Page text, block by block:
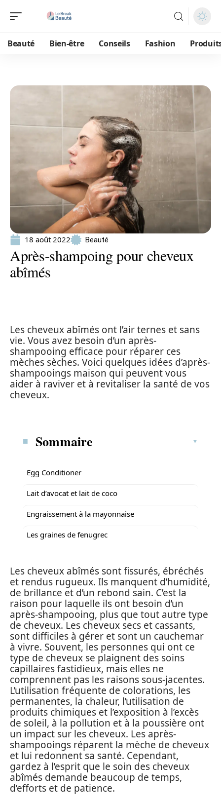
Beauté Bien-être Conseils Fashion
18 août 2022 Beauté
Après-shampoing pour cheveux
abîmés
Les cheveux abîmés ont l’air ternes et sans
vie. Vous avez besoin d’un après-
shampooing efficace pour réparer ces
mèches sèches. Voici quelques idées d’après-
shampooings maison qui peuvent vous
aider à raviver et à revitaliser la santé de vos
cheveux.
Sommaire
Egg Conditioner
Lait d’avocat et lait de coco
Engraissement à la mayonnaise
Les graines de fenugrec
Les cheveux abîmés sont fissurés, ébréchés
et rendus rugueux. Ils manquent d’humidité,
de brillance et d’un rebond sain. C’est la
raison pour laquelle ils ont besoin d’un
après-shampooing, plus que tout autre type
de cheveux. Les cheveux secs et cassants,
sont difficiles à gérer et sont un cauchemar
à vivre. Souvent, les personnes qui ont ce
type de cheveux se plaignent des soins
capillaires fastidieux, mais elles ne
comprennent pas les raisons sous-jacentes.
L’utilisation fréquente de colorations, les
permanentes, la chaleur, l’utilisation de
produits chimiques et l’exposition à l’excès
de soleil, à la pollution et à la poussière ont
un impact sur les cheveux. Les après-
shampooings réparent la mèche de cheveux
et lui redonnent sa santé. Cependant,
gardez à l’esprit que le soin des cheveux
abîmés demande beaucoup de temps,
d’efforts et de patience.